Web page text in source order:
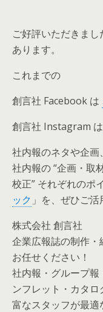
ご好評いただきま
あります。
これまでの
創言社 Facebook は
創言社 Instagram は
社内報のネタや企
社内報の “企画・取
校正” それぞれのポ
ック 」を、ぜひご活
株式会社 創言社
企業広報誌の制作
お任せください！
社内報・グループ
ンフレット・カタ
富なスタッフが最適